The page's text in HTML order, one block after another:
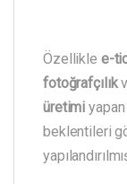
Özellikle e-
fotoğrafçılık
üretimi yapan
beklentileri